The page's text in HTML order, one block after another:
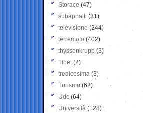
Storace (47)
subappalti (31)
televisione(244)
terremoto (402)
thyssenkrupp (3)
Tibet(2)
tredicesima (3)
Turismo (62)
Udc (64)
Università (128)